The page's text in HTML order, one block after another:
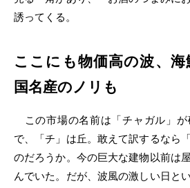
誘ってくる。
ここにも物価高の波、
国名産のノリも
この市場の名前は「チャガル」が
で、「チ」は丘。敢えて訳するなら
のだろうか。今の巨大な建物以前は
んでいた。だが、波風の激しい日と